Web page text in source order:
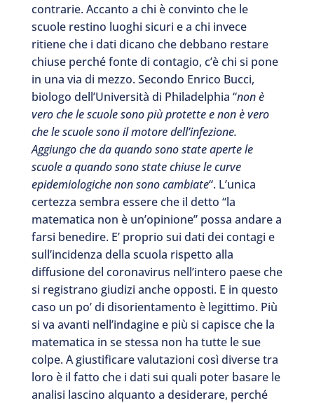
contrarie. Accanto a chi è convinto che le
scuole restino luoghi sicuri e a chi invece
ritiene che i dati dicano che debbano restare
chiuse perché fonte di contagio, c’è chi si pone
in una via di mezzo. Secondo Enrico Bucci,
biologo dell’Università di Philadelphia “non è
vero che le scuole sono più protette e non è vero
che le scuole sono il motore dell’infezione.
Aggiungo che da quando sono state aperte le
scuole a quando sono state chiuse le curve
epidemiologiche non sono cambiate“. L’unica
certezza sembra essere che il detto “la
matematica non è un’opinione” possa andare a
farsi benedire. E’ proprio sui dati dei contagi e
sull’incidenza della scuola rispetto alla
diffusione del coronavirus nell’intero paese che
si registrano giudizi anche opposti. E in questo
caso un po’ di disorientamento è legittimo. Più
si va avanti nell’indagine e più si capisce che la
matematica in se stessa non ha tutte le sue
colpe. A giustificare valutazioni così diverse tra
loro è il fatto che i dati sui quali poter basare le
analisi lascino alquanto a desiderare, perché